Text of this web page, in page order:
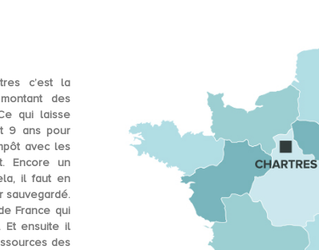
c’est la
des
qui laisse
9 anspour
avec les
. Encore un
il faut en
sauvegardé.
France qui
Et ensuite il
des